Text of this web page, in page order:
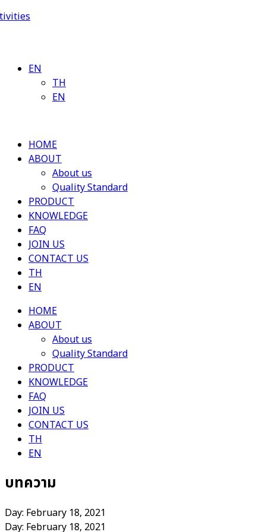
EN
TH
EN
HOME
ABOUT
About us
Quality Standard
PRODUCT
KNOWLEDGE
FAQ
JOIN US
CONTACT US
TH
EN
HOME
ABOUT
About us
Quality Standard
PRODUCT
KNOWLEDGE
FAQ
JOIN US
CONTACT US
TH
EN
บทความ
Day: February 18, 2021
Day: February 18, 2021